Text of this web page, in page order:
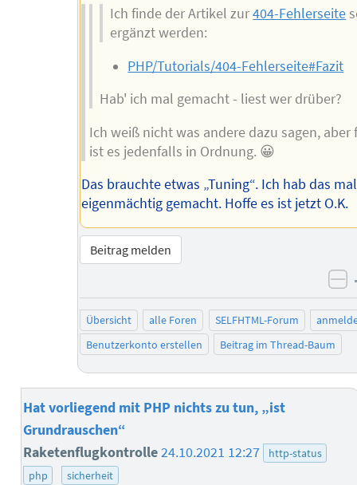
Ich finde der Artikel zur404-Fehlerseite
ergänzt werden:
PHP/Tutorials/404-Fehlerseite#Fazit
Hab' ich mal gemacht - liest wer drüber?
Ich weiß nicht was andere dazu sagen, aber
ist es jedenfalls in Ordnung. 😀
Das brauchte etwas „Tuning“. Ich hab das mal
eigenmächtig gemacht. Hoffe es ist jetzt O.K.
Beitrag melden
Übersicht alle Foren SELFHTML-Forum
Benutzerkonto erstellen
Beitrag im Thread-Baum
Hat vorliegend mit PHP nichts zu tun, „ist
Grundrauschen“
Raketenflugkontrolle24.10.2021 12:27
http-status
php
sicherheit